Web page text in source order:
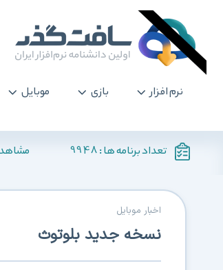
نرم افزار بازی موبایل
تعداد برنامه ها :9948
اخبار موبایل
نسخه جدید بلوتوث